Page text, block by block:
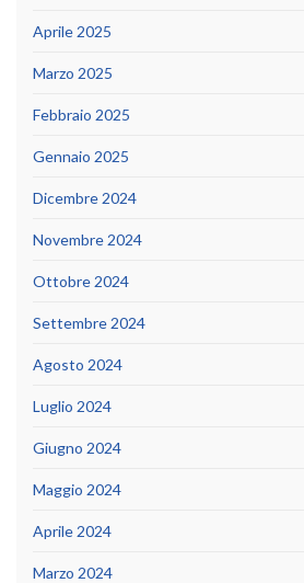
Aprile 2025
Marzo 2025
Febbraio 2025
Gennaio 2025
Dicembre 2024
Novembre 2024
Ottobre 2024
Settembre 2024
Agosto 2024
Luglio 2024
Giugno 2024
Maggio 2024
Aprile 2024
Marzo 2024